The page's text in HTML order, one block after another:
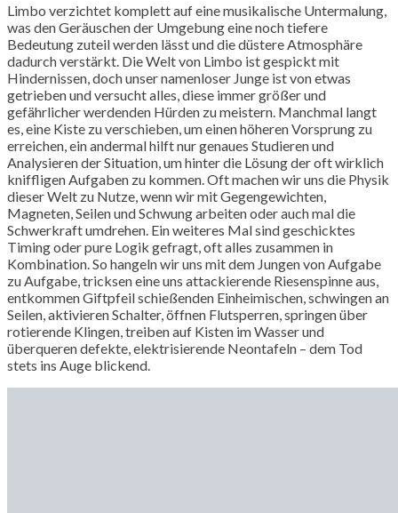
Limbo verzichtet komplett auf eine musikalische Untermalung,
was den Geräuschen der Umgebung eine noch tiefere
Bedeutung zuteil werden lässt und die düstere Atmosphäre
dadurch verstärkt. Die Welt von Limbo ist gespickt mit
Hindernissen, doch unser namenloser Junge ist von etwas
getrieben und versucht alles, diese immer größer und
gefährlicher werdenden Hürden zu meistern. Manchmal langt
es, eine Kiste zu verschieben, um einen höheren Vorsprung zu
erreichen, ein andermal hilft nur genaues Studieren und
Analysieren der Situation, um hinter die Lösung der oft wirklich
kniffligen Aufgaben zu kommen. Oft machen wir uns die Physik
dieser Welt zu Nutze, wenn wir mit Gegengewichten,
Magneten, Seilen und Schwung arbeiten oder auch mal die
Schwerkraft umdrehen. Ein weiteres Mal sind geschicktes
Timing oder pure Logik gefragt, oft alles zusammen in
Kombination. So hangeln wir uns mit dem Jungen von Aufgabe
zu Aufgabe, tricksen eine uns attackierende Riesenspinne aus,
entkommen Giftpfeil schießenden Einheimischen, schwingen an
Seilen, aktivieren Schalter, öffnen Flutsperren, springen über
rotierende Klingen, treiben auf Kisten im Wasser und
überqueren defekte, elektrisierende Neontafeln – dem Tod
stets ins Auge blickend.